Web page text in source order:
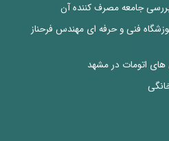
جامعه مصرف کننده آن
فنی و حرفه ای مهندس فرحناز
اتومات در مشهد